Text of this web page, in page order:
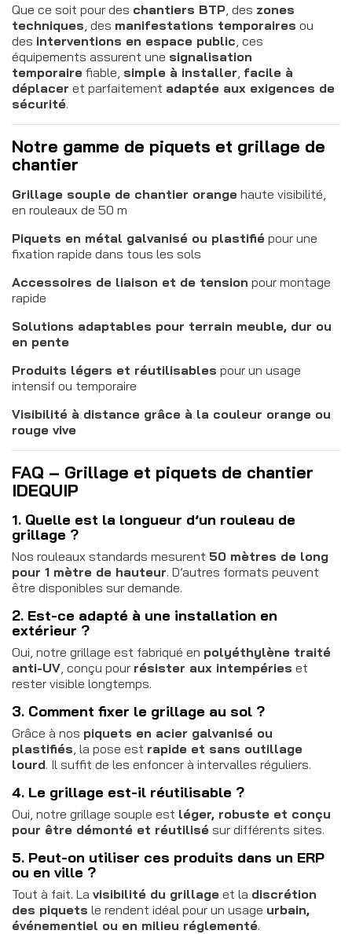
Que ce soit pour des chantiers BTP , des zones
techniques , des manifestations temporaires ou
des interventions en espace public , ces
équipements assurent une signalisation
temporaire fiable, simple à installer facile à
déplacer et parfaitement adaptée aux exigences de
sécurité.
Notre gamme de piquets et grillage de
chantier
Grillage souple de chantier orange haute visibilité,
en rouleaux de 50 m
Piquets en métal galvanisé ou plastifié pour une
fixation rapide dans tous les sols
Accessoires de liaison et de tension pour montage
rapide
Solutions adaptables pour terrain meuble, dur ou
en pente
Produits légers et réutilisables pour un usage
intensif ou temporaire
Visibilité à distance grâce à la couleur orange ou
rouge vive
FAQ – Grillage et piquets de chantier
IDEQUIP
1. Quelle est la longueur d’un rouleau de
grillage ?
Nos rouleaux standards mesurent 50 mètres de long
pour 1 mètre de hauteur. D’autres formats peuvent
être disponibles sur demande.
2. Est-ce adapté à une installation en
extérieur ?
Oui, notre grillage est fabriqué en polyéthylène traité
anti-UV , conçu pour résister aux intempéries et
rester visible longtemps.
3. Comment fixer le grillage au sol ?
Grâce à nos piquets en acier galvanisé ou
plastifiés , la pose est rapide et sans outillage
lourd. Il suffit de les enfoncer à intervalles réguliers.
4. Le grillage est-il réutilisable ?
Oui, notre grillage souple est léger, robuste et conçu
pour être démonté et réutilisé sur différents sites.
5. Peut-on utiliser ces produits dans un ERP
ou en ville ?
Tout à fait. La visibilité du grillage et la discrétion
des piquets le rendent idéal pour un usage urbain,
événementiel ou en milieu réglementé.